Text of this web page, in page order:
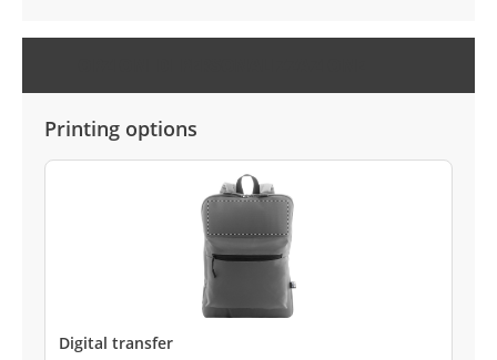
Printing options
Digital transfer